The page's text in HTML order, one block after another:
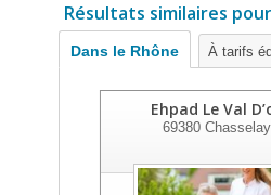
Résultats similaires
Dans le Rhône À tarifs
Ehpad Le Val
69380Chasselay